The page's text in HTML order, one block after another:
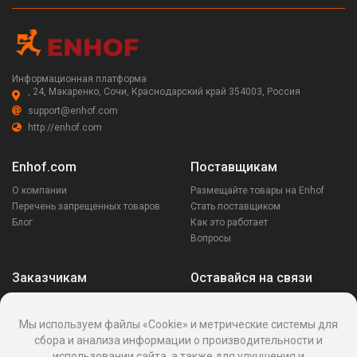
Информационная платформа
, 24, Макаренко, Сочи, Краснодарский край 354003, Россия
support@enhof.com
http://enhof.com
Enhof.com
О компании
Перечень запрещенных товаров
Блог
Поставщикам
Размещайте товары на Enhof
Стать поставщиком
Как это работает
Вопросы
Заказчикам
Ваши запросы
Написать поставщику
Оставайся на связи
Мы используем файлы «Cookie» и метрические системы для
сбора и анализа информации о производительности и